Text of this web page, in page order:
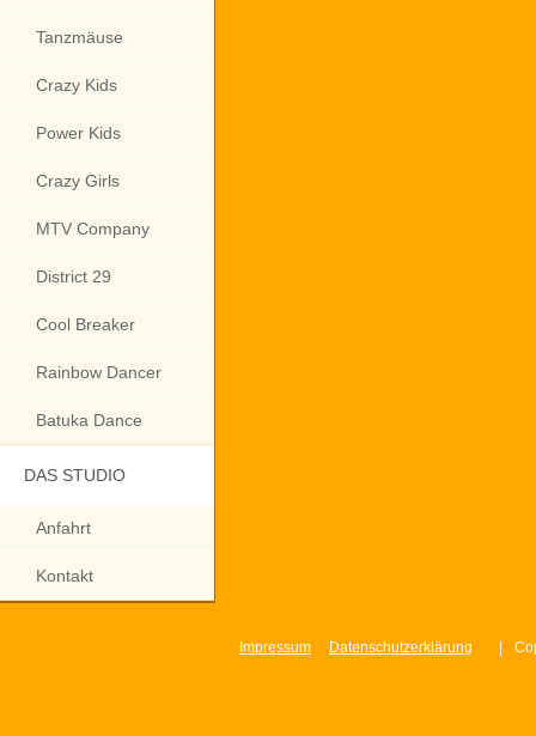
Tanzmäuse
Crazy Kids
Power Kids
Crazy Girls
MTV Company
District 29
Cool Breaker
Rainbow Dancer
Batuka Dance
DAS STUDIO
Anfahrt
Kontakt
Impressum Datenschutzerklärung